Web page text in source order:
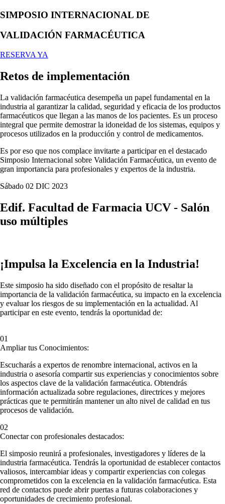
SIMPOSIO INTERNACIONAL DE
VALIDACIÓN FARMACÉUTICA
RESERVA YA
Retos de implementación
La validación farmacéutica desempeña un papel fundamental en la
industria al garantizar la calidad, seguridad y eficacia de los productos
farmacéuticos que llegan a las manos de los pacientes. Es un proceso
integral que permite demostrar la idoneidad de los sistemas, equipos y
procesos utilizados en la producción y control de medicamentos.
Es por eso que nos complace invitarte a participar en el destacado
Simposio Internacional sobre Validación Farmacéutica, un evento de
gran importancia para profesionales y expertos de la industria.
Sábado 02 DIC 2023
Edif. Facultad de Farmacia UCV - Salón
uso múltiples
¡Impulsa la Excelencia en la Industria!
Este simposio ha sido diseñado con el propósito de resaltar la
importancia de la validación farmacéutica, su impacto en la excelencia
y evaluar los riesgos de su implementación en la actualidad. Al
participar en este evento, tendrás la oportunidad de:
01
Ampliar tus Conocimientos:
Escucharás a expertos de renombre internacional, activos en la
industria o asesoría compartir sus experiencias y conocimientos sobre
los aspectos clave de la validación farmacéutica. Obtendrás
información actualizada sobre regulaciones, directrices y mejores
prácticas que te permitirán mantener un alto nivel de calidad en tus
procesos de validación.
02
Conectar con profesionales destacados:
El simposio reunirá a profesionales, investigadores y líderes de la
industria farmacéutica. Tendrás la oportunidad de establecer contactos
valiosos, intercambiar ideas y compartir experiencias con colegas
comprometidos con la excelencia en la validación farmacéutica. Esta
red de contactos puede abrir puertas a futuras colaboraciones y
oportunidades de crecimiento profesional.